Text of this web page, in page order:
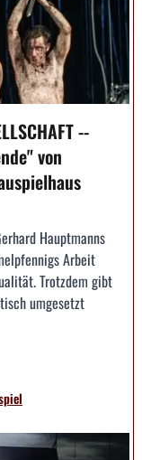
--
von
Hauptmanns
Arbeit
Trotzdem gibt
umgesetzt